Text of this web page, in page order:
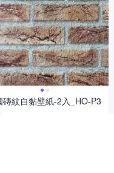
磚紋自黏壁紙-2入_HO-P3